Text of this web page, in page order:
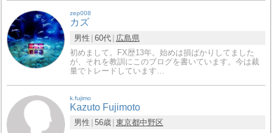
zep008
カズ
男性 60代
広島県
初めまして。FX歴13年。始めは損ばかりしてました
が、それを教訓にこのブログを書いています。今は裁
量でトレードしています…
k.fujimo
Kazuto Fujimoto
男性 56歳 東京都中野区